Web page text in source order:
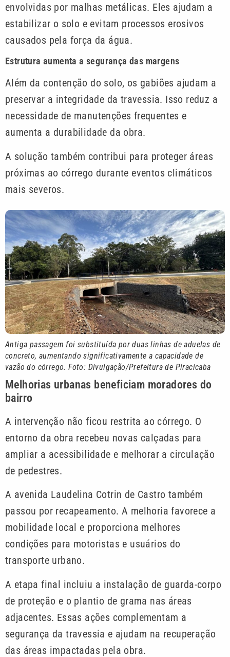
envolvidas por malhas metálicas. Eles ajudam a
estabilizar o solo e evitam processos erosivos
causados pela força da água.
Estrutura aumenta a segurança das margens
Além da contenção do solo, os gabiões ajudam a
preservar a integridade da travessia. Isso reduz a
necessidade de manutenções frequentes e
aumenta a durabilidade da obra.
A solução também contribui para proteger áreas
próximas ao córrego durante eventos climáticos
mais severos.
Antiga passagem foi substituída por duas linhas de aduelas de
concreto, aumentando significativamente a capacidade de
vazão do córrego. Foto: Divulgação/Prefeitura de Piracicaba
Melhorias urbanas beneficiam moradores do
bairro
A intervenção não ficou restrita ao córrego. O
entorno da obra recebeu novas calçadas para
ampliar a acessibilidade e melhorar a circulação
de pedestres.
A avenida Laudelina Cotrin de Castro também
passou por recapeamento. A melhoria favorece a
mobilidade local e proporciona melhores
condições para motoristas e usuários do
transporte urbano.
A etapa final incluiu a instalação de guarda-corpo
de proteção e o plantio de grama nas áreas
adjacentes. Essas ações complementam a
segurança da travessia e ajudam na recuperação
das áreas impactadas pela obra.